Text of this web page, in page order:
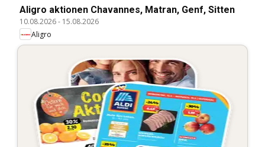
Aligro aktionen Chavannes, Matran, Genf, Sitten
10.08.2026- 15.08.2026
Aligro